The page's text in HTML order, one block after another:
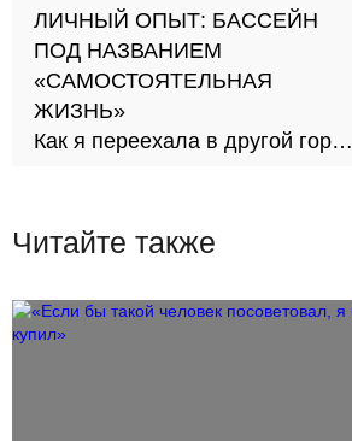
ЛИЧНЫЙ ОПЫТ: БАССЕЙН
ПОД НАЗВАНИЕМ
«САМОСТОЯТЕЛЬНАЯ
ЖИЗНЬ»
Как я переехала в другой город
Читайте также